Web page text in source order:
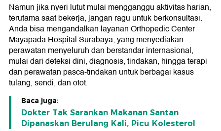
Namun jika nyeri lutut mulai mengganggu aktivitas harian,
terutama saat bekerja, jangan ragu untuk berkonsultasi.
Anda bisa mengandalkan layanan Orthopedic Center
Mayapada Hospital Surabaya, yang menyediakan
perawatan menyeluruh dan berstandar internasional,
mulai dari deteksi dini, diagnosis, tindakan, hingga terapi
dan perawatan pasca-tindakan untuk berbagai kasus
tulang, sendi, dan otot.
Baca juga:
Dokter Tak Sarankan Makanan Santan
Dipanaskan Berulang Kali, Picu Kolesterol